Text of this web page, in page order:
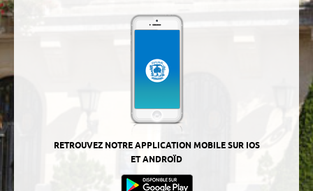
RETROUVEZ NOTRE APPLICATION MOBILE SUR IOS
ET ANDROÏD